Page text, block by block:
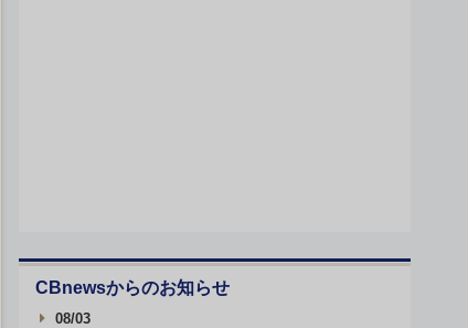
CBnewsからのお知らせ
08/03